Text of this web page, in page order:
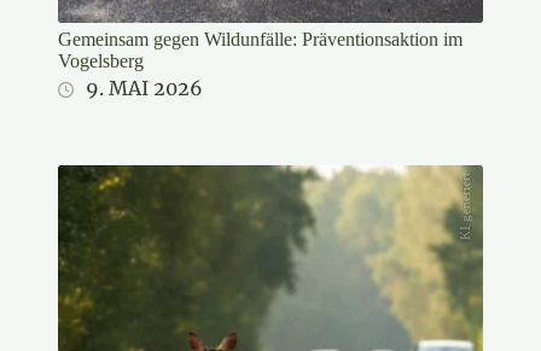
Gemeinsam gegen Wildunfälle: Präventionsaktion im
Vogelsberg
9. MAI 2026
KI generiert